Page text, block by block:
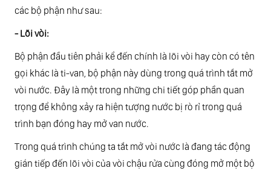
các bộ phận như sau:
- Lõi vòi:
Bộ phận đầu tiên phải kể đến chính là lõi vòi hay còn có tên
gọi khác là ti-van, bộ phận này dùng trong quá trình tắt mở
vòi nước. Đây là một trong những chi tiết góp phần quan
trọng để không xảy ra hiện tượng nước bị rò rỉ trong quá
trình bạn đóng hay mở van nước.
Trong quá trình chúng ta tắt mở vòi nước là đang tác động
gián tiếp đến lõi vòi của vòi chậu rửa cùng đóng mở một bộ